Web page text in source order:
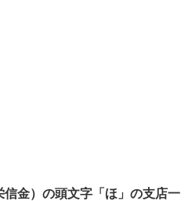
金）の頭文字「ほ」の支店一